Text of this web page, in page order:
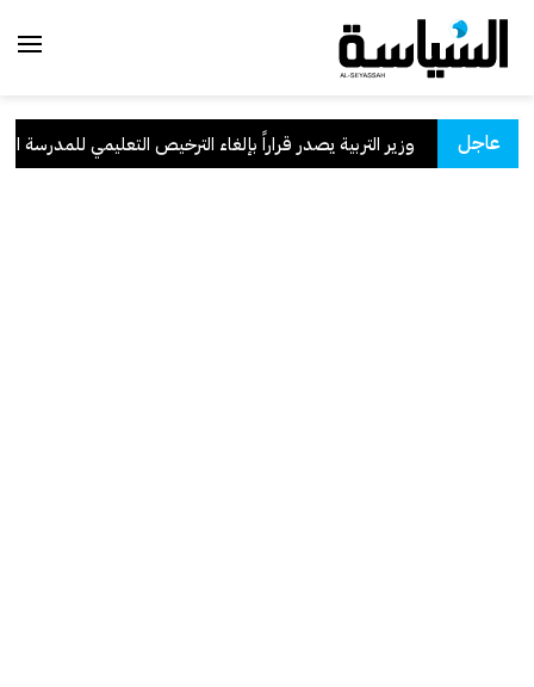
عاجل
. وزير التربية يصدر قراراً بإلغاء الترخيص التعليمي للمدرسة